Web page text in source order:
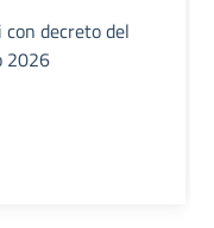
decreto del
2026